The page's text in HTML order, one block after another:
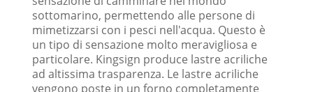
sottomarino, permettendo alle persone di
mimetizzarsi con i pesci nell'acqua. Questo è
un tipo di sensazione molto meravigliosa e
particolare. Kingsign produce lastre acriliche
ad altissima trasparenza. Le lastre acriliche
vengono poste in un forno completamente